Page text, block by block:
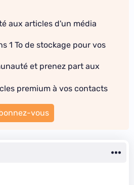
aux articles d'un média
1 To de stockage pour vos
et prenez part aux
premium à vos contacts
vous